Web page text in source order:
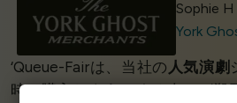
Sophie
York
‘Queue-Fairは、当社の 人気演劇
時に購入しようとする人々が殺
Queue-Fair.com uses cookies
and improve your experience.
cookie usage or use